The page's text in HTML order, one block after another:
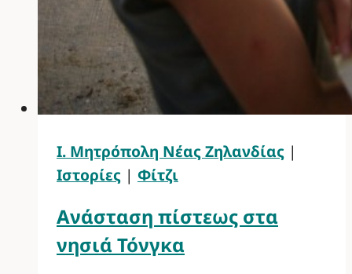
Ι. Μητρόπολη Νέας Ζηλανδίας |
Ιστορίες | Φίτζι
Ανάσταση πίστεως στα
νησιά Τόνγκα